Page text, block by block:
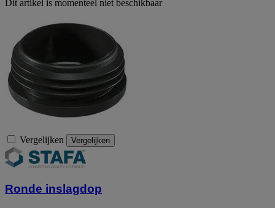
Dit artikel is momenteel niet beschikbaar
Vergelijken Vergelijken
Ronde inslagdop